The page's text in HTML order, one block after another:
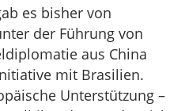
es bisher von
der Führung von
aus China
mit Brasilien.
Unterstützung –